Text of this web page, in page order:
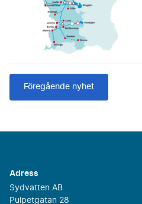
Föregående nyhet
Adress
Sydvatten AB
Pulpetgatan 28